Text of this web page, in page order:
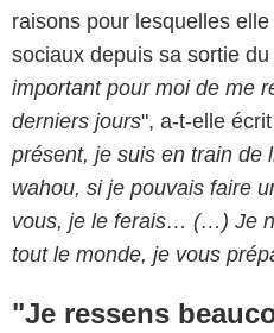
raisons pour lesquelles
sociaux depuis sa sortie
important pour moi de me
derniers jours", a-t-elle
présent, je suis en train de
wahou, si je pouvais faire
vous, je le ferais… (…) Je
tout le monde, je vous
"Je ressens